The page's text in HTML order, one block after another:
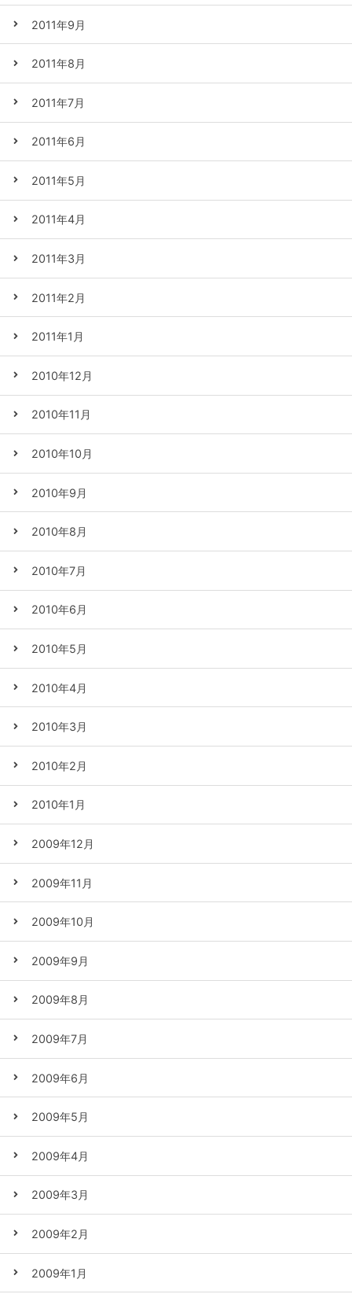
2011年9月
2011年8月
2011年7月
2011年6月
2011年5月
2011年4月
2011年3月
2011年2月
2011年1月
2010年12月
2010年11月
2010年10月
2010年9月
2010年8月
2010年7月
2010年6月
2010年5月
2010年4月
2010年3月
2010年2月
2010年1月
2009年12月
2009年11月
2009年10月
2009年9月
2009年8月
2009年7月
2009年6月
2009年5月
2009年4月
2009年3月
2009年2月
2009年1月